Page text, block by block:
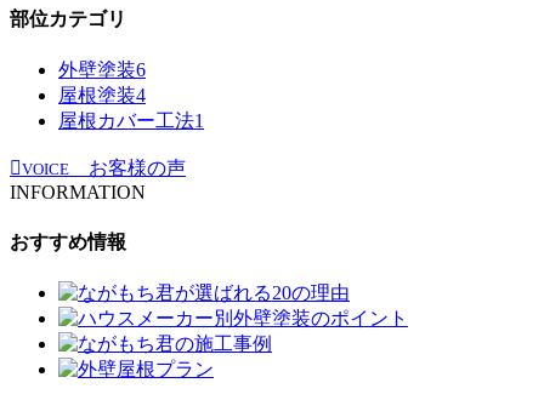
部位カテゴリ
外壁塗装6
屋根塗装4
屋根カバー工法1
VOICE
お客様の声
INFORMATION
おすすめ情報